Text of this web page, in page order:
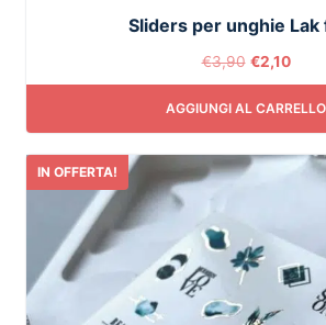
Sliders per unghie Lak
€3,90 €2,10
AGGIUNGI AL CARRELLO
IN OFFERTA!